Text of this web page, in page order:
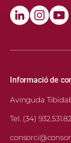
Informació de
Avinguda
Tel. (34)